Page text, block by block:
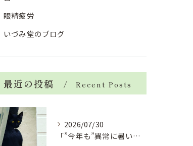
眼精疲労
いづみ堂のブログ
最近の投稿 Recent Posts
2026/07/30
「”今年も”異常に暑い夏」酷暑+冷房＝夏風邪、腰痛、ひざの痛...